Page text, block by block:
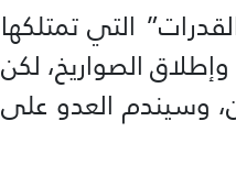
التي تمتلكها
وإطلاق الصواريخ، لكن
وسيندم العدو على